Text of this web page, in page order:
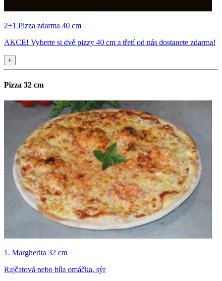
2+1 Pizza zdarma 40 cm
AKCE! Vyberte si dvě pizzy 40 cm a třetí od nás dostanete zdarma!
+
Pizza 32 cm
1. Margherita 32 cm
Rajčatová nebo bíla omáčka, sýr